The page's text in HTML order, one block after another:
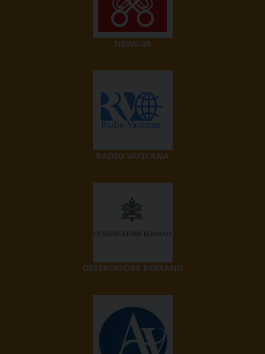
NEWS.VA
RADIO VATICANA
OSSERVATORE ROMANO